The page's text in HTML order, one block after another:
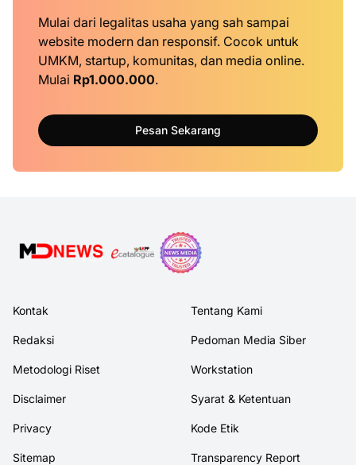
Mulai dari legalitas usaha yang sah sampai
website modern dan responsif. Cocok untuk
UMKM, startup, komunitas, dan media online.
Mulai Rp1.000.000.
Pesan Sekarang
Kontak Tentang Kami
Redaksi Pedoman Media Siber
Metodologi Riset Workstation
Disclaimer Syarat & Ketentuan
Privacy Kode Etik
Sitemap Transparency Report